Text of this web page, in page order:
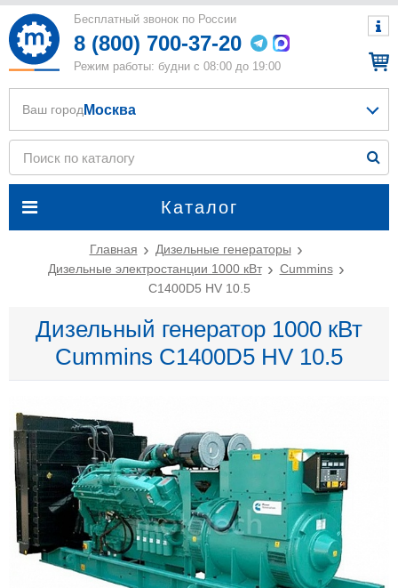
Бесплатный звонок по России
8 (800) 700-37-20
Режим работы: будни с 08:00 до 19:00
Каталог
Ваш город Москва
Главная
Дизельные генераторы
Дизельные электростанции 1000 кВт
Cummins
C1400D5 HV 10.5
Дизельный генератор 1000 кВт
Cummins C1400D5 HV 10.5